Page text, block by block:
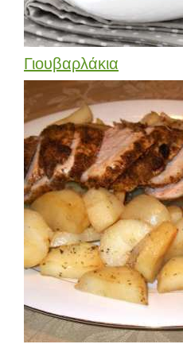
Γιουβαρλάκια